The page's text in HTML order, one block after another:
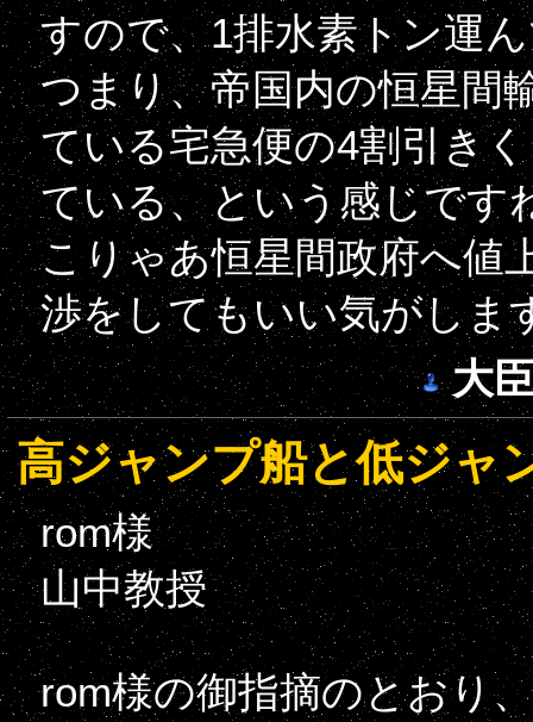
すので、1排水素トン運
つまり、帝国内の恒星間
ている宅急便の4割引き
ている、という感じです
こりゃあ恒星間政府へ値
渉をしてもいい気がしま
大
高ジャンプ船と低ジャ
rom様
山中教授
rom様の御指摘のとおり、